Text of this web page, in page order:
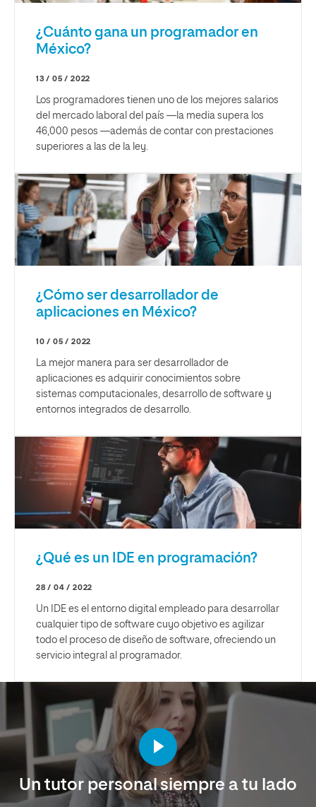
¿Cuánto gana un programador en
México?
13 / 05 / 2022
Los programadores tienen uno de los mejores salarios
del mercado laboral del país —la media supera los
46,000 pesos —además de contar con prestaciones
superiores a las de la ley.
¿Cómo ser desarrollador de
aplicaciones en México?
10 / 05 / 2022
La mejor manera para ser desarrollador de
aplicaciones es adquirir conocimientos sobre
sistemas computacionales, desarrollo de software y
entornos integrados de desarrollo.
¿Qué es un IDE en programación?
28 / 04 / 2022
Un IDE es el entorno digital empleado para desarrollar
cualquier tipo de software cuyo objetivo es agilizar
todo el proceso de diseño de software, ofreciendo un
servicio integral al programador.
Un tutor personal siempre a tu lado